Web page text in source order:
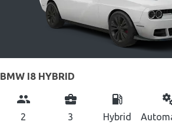
BMW I8 HYBRID
group
2
business_center
3
local_gas_station
Hybrid